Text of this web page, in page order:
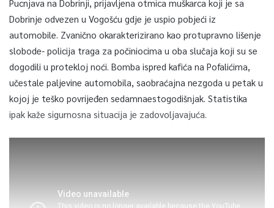
Pucnjava na Dobrinji, prijavljena otmica muškarca koji je sa
Dobrinje odvezen u Vogošću gdje je uspio pobjeći iz
automobile. Zvanično okarakterizirano kao protupravno lišenje
slobode- policija traga za počiniocima u oba slučaja koji su se
dogodili u protekloj noći. Bomba ispred kafića na Pofalićima,
učestale paljevine automobila, saobraćajna nezgoda u petak u
kojoj je teško povrijeđen sedamnaestogodišnjak. Statistika
ipak kaže sigurnosna situacija je zadovoljavajuća.